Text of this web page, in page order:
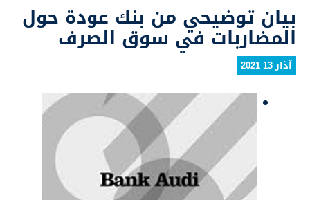
بيان توضيحي من بنك عودة حول
المضاربات في سوق الصرف
آذار 13 2021